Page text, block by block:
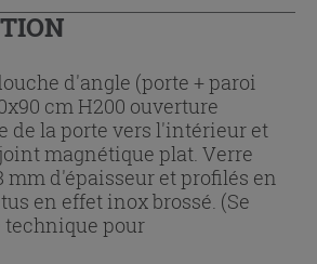
d'angle (porte + paroi
cm H200 ouverture
de la porte vers l'intérieur et
magnétique plat. Verre
mm d'épaisseur et profilés en
en effet inox brossé. (Se
technique pour